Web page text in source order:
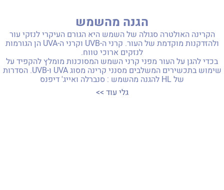
הגנה מהשמש
הקרינה האולטרה סגולה של השמש היא הגורם העיקרי לנזקי עור
ולהזדקנות מוקדמת של העור. קרני ה-UVB וקרני ה-UVA הן הגורמות
לנזקים ארוכי טווח.
בכדי להגן על העור מפני קרני השמש המסוכנות מומלץ להקפיד על
שימוש בתכשירים המשלבים מסנני קרינה מסוג UVA ו-UVB. הסדרות
של HL להגנה מהשמש : סנברלה ואייג' דיפנס
גלי עוד >>